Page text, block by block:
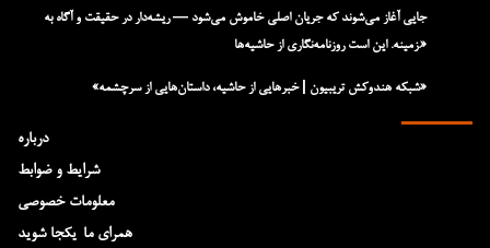
درباره
شرایط و ضوابط
معلومات خصوصی
همرای ما-یکجا شوید
جایی آغاز می‌شوند که جریان اصلی خاموش می‌شود — ریشه‌دار در حقیقت و آگاه به
زمینه. این است روزنامه‌نگاری از حاشیه‌ها.»
«شبکه هند‌و‌کش تریبیون | خبرهایی از حاشیه، داستان‌هایی از سرچشمه»